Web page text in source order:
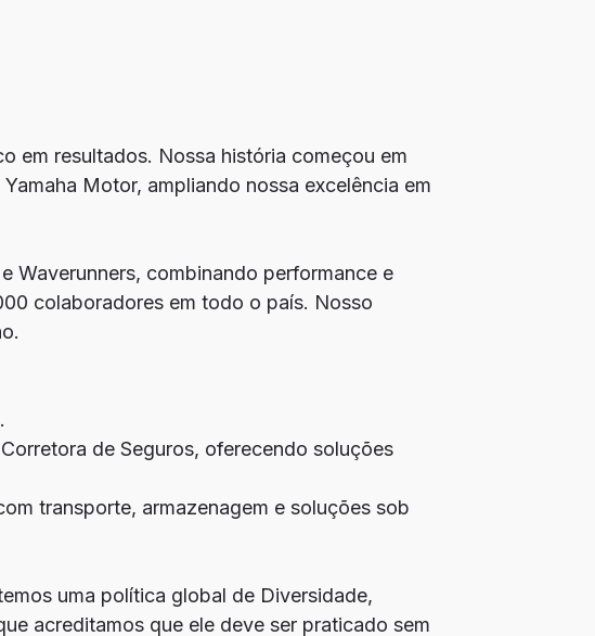
em resultados. Nossa história começou em
Motor, ampliando nossa excelência em
Waverunners, combinando performance e
colaboradores em todo o país. Nosso
de Seguros, oferecendo soluções
transporte, armazenagem e soluções sob
uma política global de Diversidade,
acreditamos que ele deve ser praticado sem